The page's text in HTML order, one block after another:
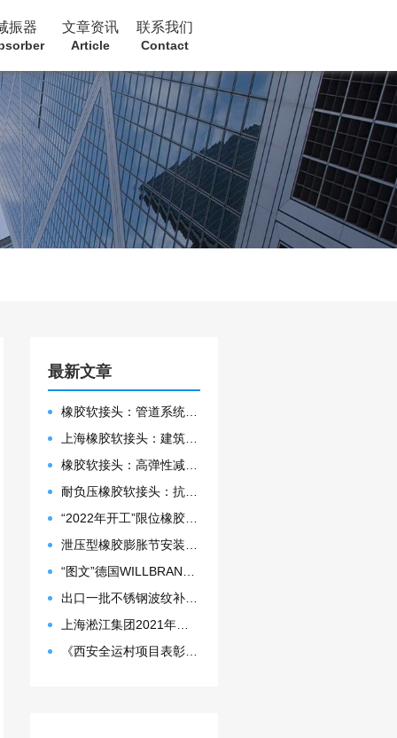
振器 文章资讯
Article
联系我们
Contact
最新文章
橡胶软接头：管道系统的”减震神器”弹性补偿、降噪吸振
上海橡胶软接头：建筑给排水、暖通空调的优选解决方案
橡胶软接头：高弹性减震神器，解决管道系统的位移与噪音难题
耐负压橡胶软接头：抗塌陷设计保障管道稳定运行
“2022年开工”限位橡胶接头准备发往数据中心能源中心
泄压型橡胶膨胀节安装示意图
“图文”德国WILLBRANDT法兰橡胶膨胀节螺栓方向说明
出口一批不锈钢波纹补偿器
上海淞江集团2021年度盛典“燃战2022”
《西安全运村项目表彰函》做好行业领头军是淞江集团使命